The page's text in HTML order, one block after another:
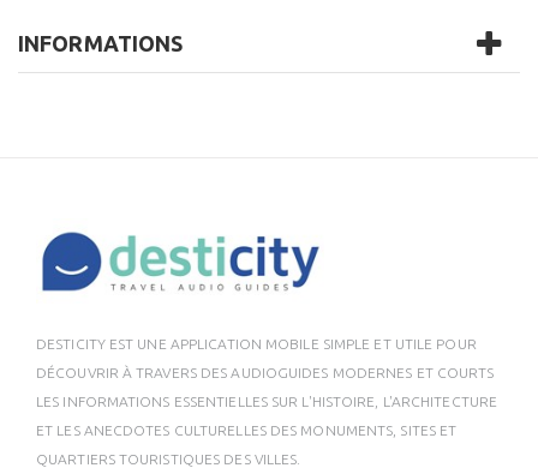
INFORMATIONS
DESTICITY EST UNE APPLICATION MOBILE SIMPLE ET UTILE POUR
DÉCOUVRIR À TRAVERS DES AUDIOGUIDES MODERNES ET COURTS
LES INFORMATIONS ESSENTIELLES SUR L'HISTOIRE, L'ARCHITECTURE
ET LES ANECDOTES CULTURELLES DES MONUMENTS, SITES ET
QUARTIERS TOURISTIQUES DES VILLES.